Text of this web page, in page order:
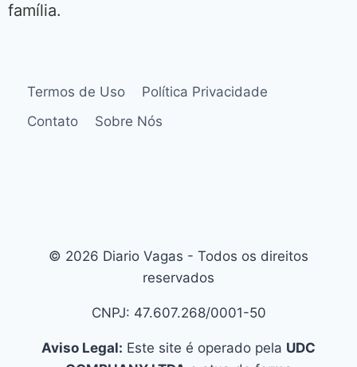
família.
Termos de Uso
Política Privacidade
Contato
Sobre Nós
© 2026 Diario Vagas - Todos os direitos
reservados
CNPJ: 47.607.268/0001-50
Aviso Legal: Este site é operado pela UDC